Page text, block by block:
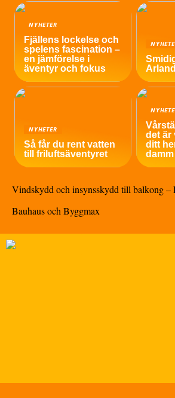
NYHETER
Fjällens lockelse och
spelens fascination –
en jämförelse i
äventyr och fokus
NYHETER
Så får du rent vatten
till friluftsäventyret
det är
ditt
damm
Vindskydd och insynsskydd till balkong –
Bauhaus och Byggmax